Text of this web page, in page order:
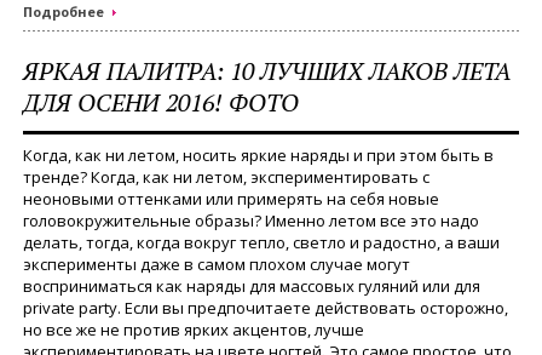
Подробнее
ЯРКАЯ ПАЛИТРА: 10 ЛУЧШИХ ЛАКОВ ЛЕТА
ДЛЯ ОСЕНИ 2016! ФОТО
Когда, как ни летом, носить яркие наряды и при этом быть в
тренде? Когда, как ни летом, экспериментировать с
неоновыми оттенками или примерять на себя новые
головокружительные образы? Именно летом все это надо
делать, тогда, когда вокруг тепло, светло и радостно, а ваши
эксперименты даже в самом плохом случае могут
восприниматься как наряды для массовых гуляний или для
private party. Если вы предпочитаете действовать осторожно,
но все же не против ярких акцентов, лучше